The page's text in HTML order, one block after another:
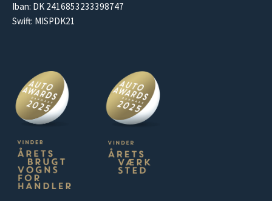
Iban: DK 2416853233398747
Swift: MISPDK21